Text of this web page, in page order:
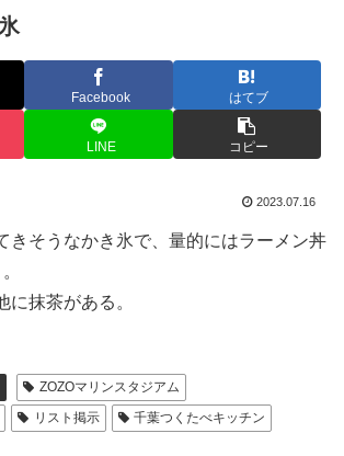
Facebook はてブ
LINE コピー
2023.07.16
きそうなかき氷で、量的にはラーメン丼
に抹茶がある。
ZOZOマリンスタジアム
リスト掲示 千葉つくたべキッチン